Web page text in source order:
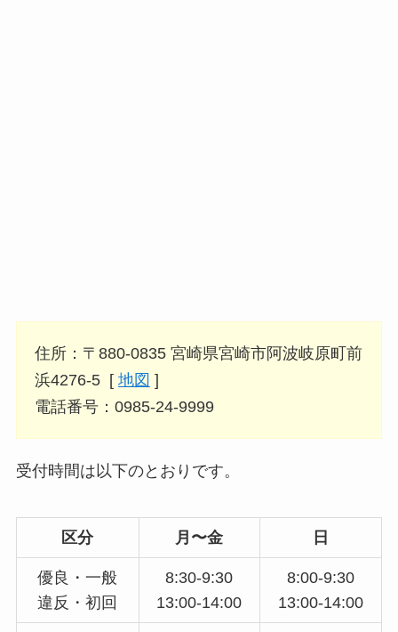
住所：〒880-0835 宮崎県宮崎市阿波岐原町前
浜4276-5 [ 地図 ]
電話番号：0985-24-9999
受付時間は以下のとおりです。
区分 月〜金 日
優良・一般
違反・初回
8:30-9:30
13:00-14:00
8:00-9:30
13:00-14:00